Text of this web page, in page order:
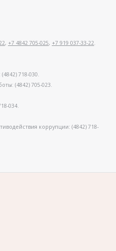
, +7 4842 705-025, +7 919 037-33-22.
718-030.
(4842) 705-023.
034.
коррупции: (4842) 718-